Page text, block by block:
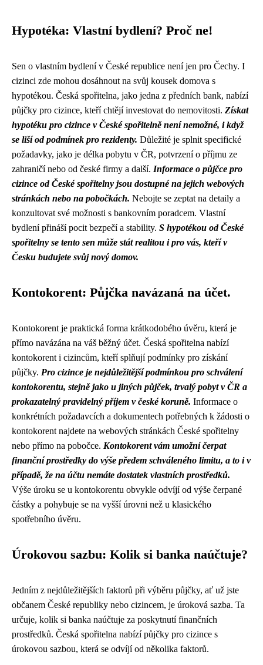
Hypotéka: Vlastní bydlení? Proč ne!
Sen o vlastním bydlení v České republice není jen pro Čechy. I
cizinci zde mohou dosáhnout na svůj kousek domova s
hypotékou. Česká spořitelna, jako jedna z předních bank, nabízí
půjčky pro cizince, kteří chtějí investovat do nemovitosti. Získat
hypotéku pro cizince v České spořitelně není nemožné, i když
se liší od podmínek pro rezidenty. Důležité je splnit specifické
požadavky, jako je délka pobytu v ČR, potvrzení o příjmu ze
zahraničí nebo od české firmy a další. Informace o půjčce pro
cizince od České spořitelny jsou dostupné na jejich webových
stránkách nebo na pobočkách. Nebojte se zeptat na detaily a
konzultovat své možnosti s bankovním poradcem. Vlastní
bydlení přináší pocit bezpečí a stability. S hypotékou od České
spořitelny se tento sen může stát realitou i pro vás, kteří v
Česku budujete svůj nový domov.
Kontokorent: Půjčka navázaná na účet.
Kontokorent je praktická forma krátkodobého úvěru, která je
přímo navázána na váš běžný účet. Česká spořitelna nabízí
kontokorent i cizincům, kteří splňují podmínky pro získání
půjčky. Pro cizince je nejdůležitější podmínkou pro schválení
kontokorentu, stejně jako u jiných půjček, trvalý pobyt v ČR a
prokazatelný pravidelný příjem v české koruně. Informace o
konkrétních požadavcích a dokumentech potřebných k žádosti o
kontokorent najdete na webových stránkách České spořitelny
nebo přímo na pobočce. Kontokorent vám umožní čerpat
finanční prostředky do výše předem schváleného limitu, a to i v
případě, že na účtu nemáte dostatek vlastních prostředků.
Výše úroku se u kontokorentu obvykle odvíjí od výše čerpané
částky a pohybuje se na vyšší úrovni než u klasického
spotřebního úvěru.
Úrokovou sazbu: Kolik si banka naúčtuje?
Jedním z nejdůležitějších faktorů při výběru půjčky, ať už jste
občanem České republiky nebo cizincem, je úroková sazba. Ta
určuje, kolik si banka naúčtuje za poskytnutí finančních
prostředků. Česká spořitelna nabízí půjčky pro cizince s
úrokovou sazbou, která se odvíjí od několika faktorů.